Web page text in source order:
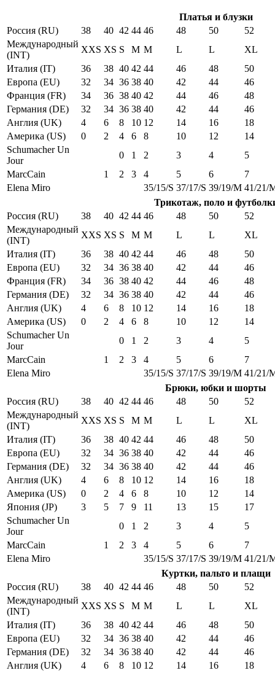
Платья и блузки
Россия (RU)
38 40 42 44 46 48 50
52
Международный
(INT)
XXS XS S M M L L
XL
Италия (IT)
36 38 40 42 44 46 48
50
Европа (EU)
32 34 36 38 40 42 44
46
Франция (FR)
34 36 38 40 42 44 46
48
Германия (DE)
32 34 36 38 40 42 44
46
Англия (UK)
4 6 8 10 12 14 16
18
Америка (US)
0 2 4 6 8 10 12
14
Schumacher Un
Jour
0 1 2 3 4
5
MarcCain
1 2 3 4 5 6
7
Elena Miro
35/15/S 37/17/S 39/19/M 41/21/
Трикотаж, поло и
Россия (RU)
38 40 42 44 46 48 50
52
Международный
(INT)
XXS XS S M M L L
XL
Италия (IT)
36 38 40 42 44 46 48
50
Европа (EU)
32 34 36 38 40 42 44
46
Франция (FR)
34 36 38 40 42 44 46
48
Германия (DE)
32 34 36 38 40 42 44
46
Англия (UK)
4 6 8 10 12 14 16
18
Америка (US)
0 2 4 6 8 10 12
14
Schumacher Un
Jour
0 1 2 3 4
5
MarcCain
1 2 3 4 5 6
7
Elena Miro
35/15/S 37/17/S 39/19/M 41/21/
Брюки, юбки и шорты
Россия (RU)
38 40 42 44 46 48 50
52
Международный
(INT)
XXS XS S M M L L
XL
Италия (IT)
36 38 40 42 44 46 48
50
Европа (EU)
32 34 36 38 40 42 44
46
Германия (DE)
32 34 36 38 40 42 44
46
Англия (UK)
4 6 8 10 12 14 16
18
Америка (US)
0 2 4 6 8 10 12
14
Япония (JP)
3 5 7 9 11 13 15
17
Schumacher Un
Jour
0 1 2 3 4
5
MarcCain
1 2 3 4 5 6
7
Elena Miro
35/15/S 37/17/S 39/19/M 41/21/
Куртки, пальто и плащи
Россия (RU)
38 40 42 44 46 48 50
52
Международный
(INT)
XXS XS S M M L L
XL
Италия (IT)
36 38 40 42 44 46 48
50
Европа (EU)
32 34 36 38 40 42 44
46
Германия (DE)
32 34 36 38 40 42 44
46
Англия (UK)
4 6 8 10 12 14 16
18